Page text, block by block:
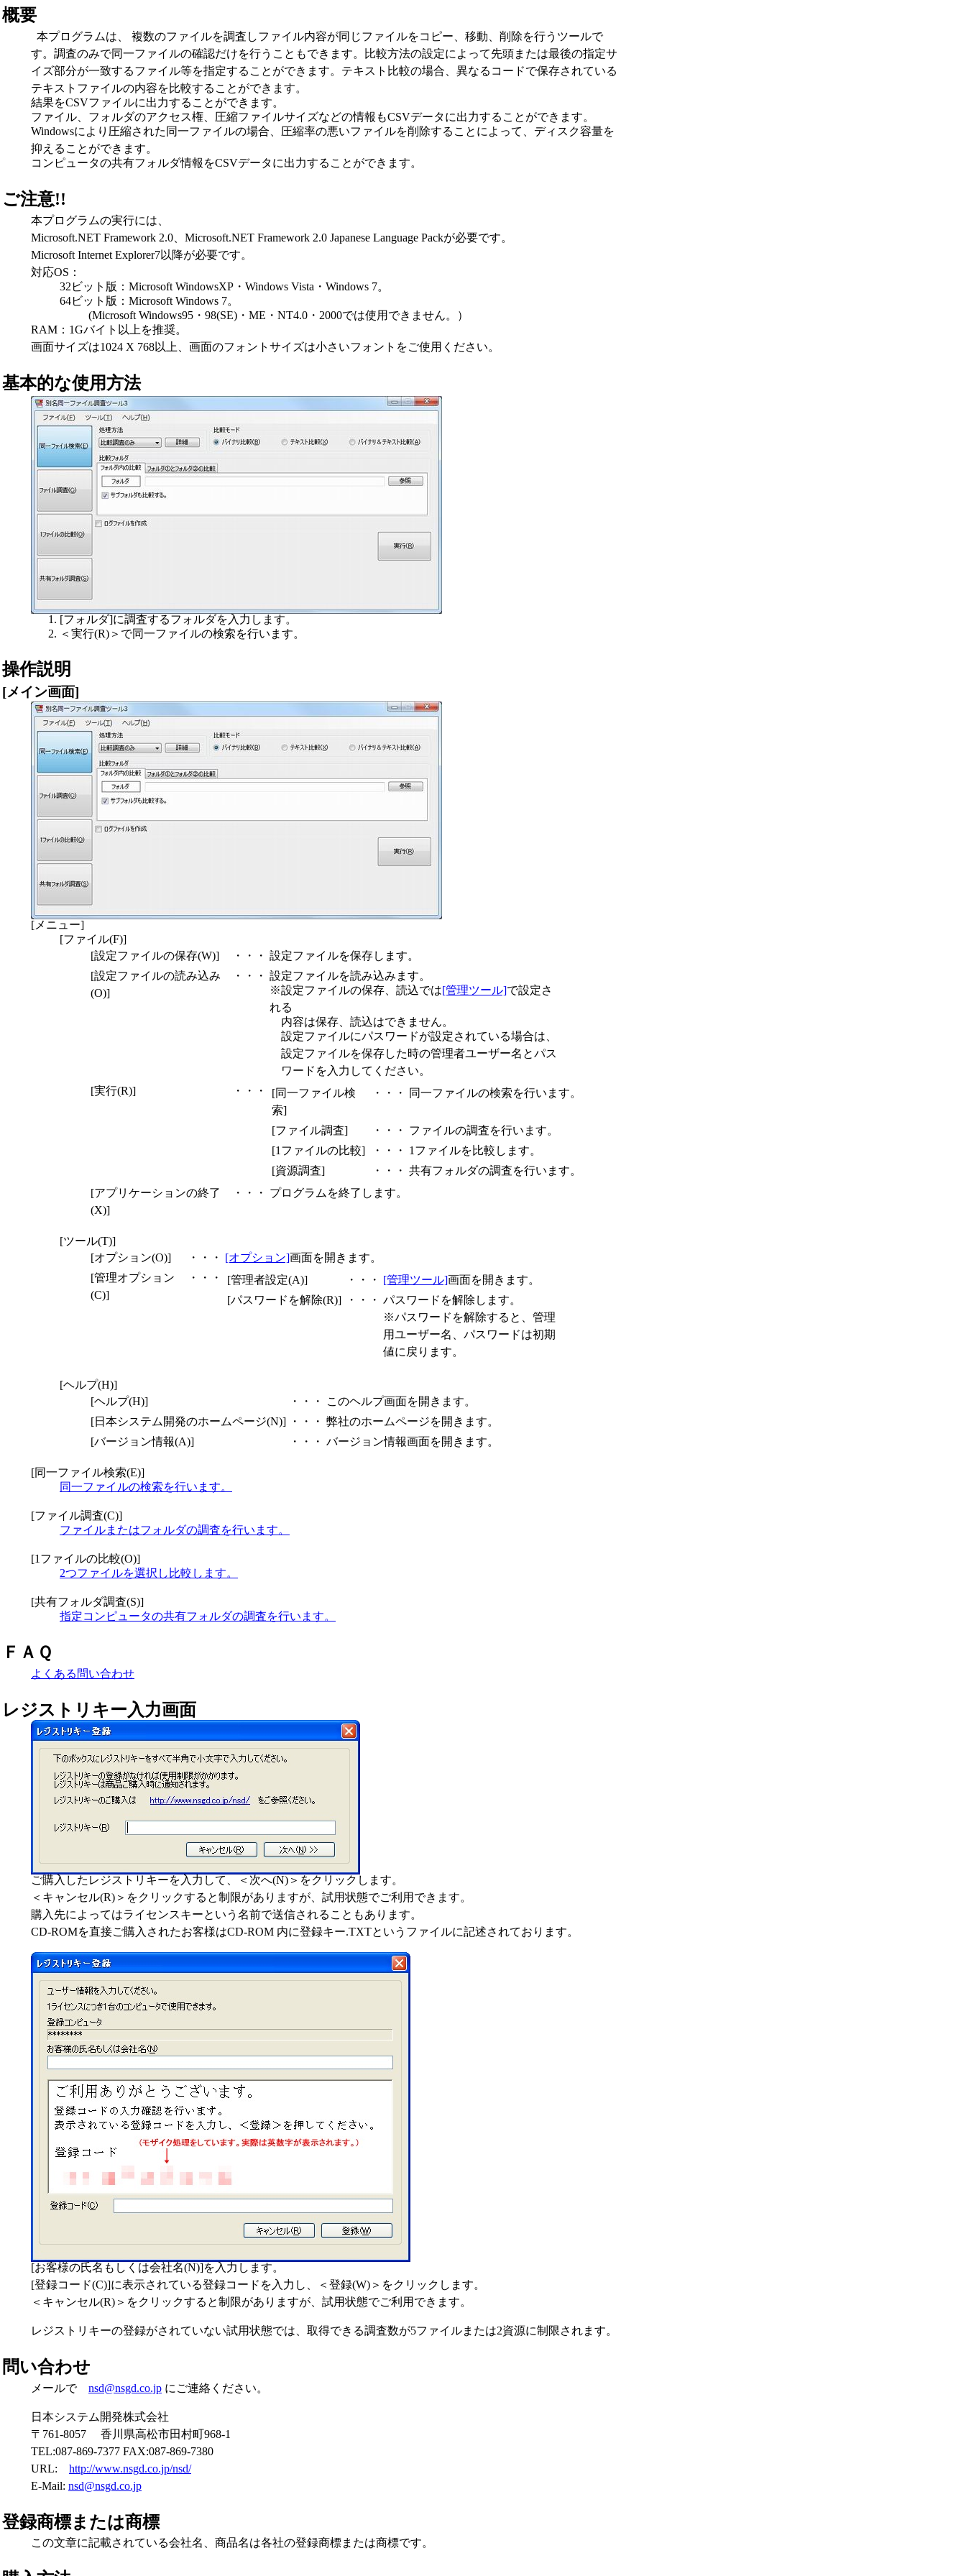
概要
本プログラムは、 複数のファイルを調査しファイル内容が同じファイルをコピー、移動、削除を行うツールで
す。調査のみで同一ファイルの確認だけを行うこともできます。比較方法の設定によって先頭または最後の指定サ
イズ部分が一致するファイル等を指定することができます。テキスト比較の場合、異なるコードで保存されている
テキストファイルの内容を比較することができます。
結果をCSVファイルに出力することができます。
ファイル、フォルダのアクセス権、圧縮ファイルサイズなどの情報もCSVデータに出力することができます。
Windowsにより圧縮された同一ファイルの場合、圧縮率の悪いファイルを削除することによって、ディスク容量を
抑えることができます。
コンピュータの共有フォルダ情報をCSVデータに出力することができます。
ご注意!!
本プログラムの実行には、
Microsoft.NET Framework 2.0、Microsoft.NET Framework 2.0 Japanese Language Packが必要です。
Microsoft Internet Explorer7以降が必要です。
対応OS：
32ビット版：Microsoft WindowsXP・Windows Vista・Windows 7。
64ビット版：Microsoft Windows 7。
(Microsoft Windows95・98(SE)・ME・NT4.0・2000では使用できません。）
RAM：1Gバイト以上を推奨。
画面サイズは1024 X 768以上、画面のフォントサイズは小さいフォントをご使用ください。
基本的な使用方法
[フォルダ]に調査するフォルダを入力します。
＜実行(R)＞で同一ファイルの検索を行います。
操作説明
[メイン画面]
[メニュー]
[ファイル(F)]
[設定ファイルの保存(W)]
・・・ 設定ファイルを保存します。
[設定ファイルの読み込み
(O)]
・・・ 設定ファイルを読み込みます。
※設定ファイルの保存、読込では[管理ツール]で設定さ
れる
内容は保存、読込はできません。
設定ファイルにパスワードが設定されている場合は、
設定ファイルを保存した時の管理者ユーザー名とパス
ワードを入力してください。
[実行(R)]
・・・
[同一ファイル検
索]
・・・ 同一ファイルの検索を行います。
[ファイル調査] ・・・
ファイルの調査を行います。
[1ファイルの比較]
・・・
1ファイルを比較します。
[資源調査]
・・・ 共有フォルダの調査を行います。
[アプリケーションの終了
(X)]
・・・ プログラムを終了します。
[ツール(T)]
[オプション(O)]
・・・ [オプション]画面を開きます。
[管理オプション
(C)]
・・・ [管理者設定(A)] ・・・ [管理ツール]画面を開きます。
[パスワードを解除(R)]
・・・ パスワードを解除します。
※パスワードを解除すると、管理
用ユーザー名、パスワードは初期
値に戻ります。
[ヘルプ(H)]
[ヘルプ(H)]
・・・
このヘルプ画面を開きます。
[日本システム開発のホームページ(N)]
・・・ 弊社のホームページを開きます。
[バージョン情報(A)]
・・・ バージョン情報画面を開きます。
[同一ファイル検索(E)]
同一ファイルの検索を行います。
[ファイル調査(C)]
ファイルまたはフォルダの調査を行います。
[1ファイルの比較(O)]
2つファイルを選択し比較します。
[共有フォルダ調査(S)]
指定コンピュータの共有フォルダの調査を行います。
ＦＡＱ
よくある問い合わせ
レジストリキー入力画面
ご購入したレジストリキーを入力して、＜次へ(N)＞をクリックします。
＜キャンセル(R)＞をクリックすると制限がありますが、試用状態でご利用できます。
購入先によってはライセンスキーという名前で送信されることもあります。
CD-ROMを直接ご購入されたお客様はCD-ROM 内に登録キー.TXTというファイルに記述されております。
[お客様の氏名もしくは会社名(N)]を入力します。
[登録コード(C)]に表示されている登録コードを入力し、＜登録(W)＞をクリックします。
＜キャンセル(R)＞をクリックすると制限がありますが、試用状態でご利用できます。
レジストリキーの登録がされていない試用状態では、取得できる調査数が5ファイルまたは2資源に制限されます。
問い合わせ
メールで nsd@nsgd.co.jp にご連絡ください。
日本システム開発株式会社
〒761-8057 香川県高松市田村町968-1
TEL:087-869-7377 FAX:087-869-7380
URL: http://www.nsgd.co.jp/nsd/
E-Mail: nsd@nsgd.co.jp
登録商標または商標
この文章に記載されている会社名、商品名は各社の登録商標または商標です。